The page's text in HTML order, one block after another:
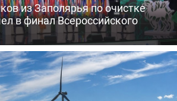
из Заполярья по очистке
в финал Всероссийского